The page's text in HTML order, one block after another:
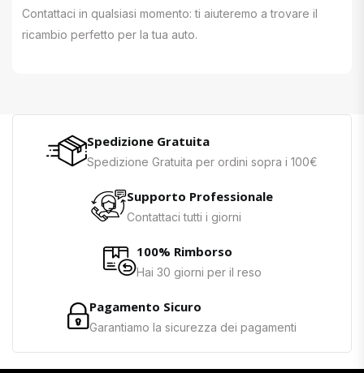
Contattaci in qualsiasi momento: ti aiuteremo a trovare il
ricambio perfetto per la tua auto.
Spedizione Gratuita
Spedizione Gratuita per ordini sopra i 100€
Supporto Professionale
Contattaci tutti i giorni
100% Rimborso
Hai 30 giorni per il reso
Pagamento Sicuro
Garantiamo la sicurezza dei pagamenti